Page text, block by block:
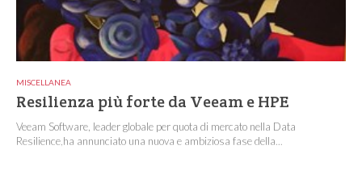
MISCELLANEA
Resilienza più forte da Veeam e HPE
Veeam Software, leader globale per quota di mercato nella Data
Resilience,ha annunciato una nuova e ambiziosa fase della...